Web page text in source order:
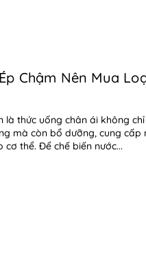
Chậm Nên Mua
là thức uống chân ái không
mà còn bổ dưỡng, cung cấp
thể. Để chế biến nước...